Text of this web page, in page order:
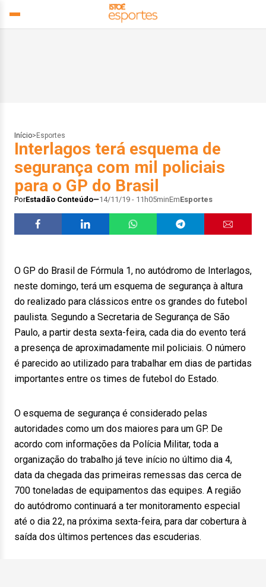
Início> Esportes
Interlagos terá esquema de
segurança com mil policiais
para o GP do Brasil
PorEstadão Conteúdo 14/11/19 - 11h05minEmEsportes
O GP do Brasil de Fórmula 1, no autódromo de Interlagos,
neste domingo, terá um esquema de segurança à altura
do realizado para clássicos entre os grandes do futebol
paulista. Segundo a Secretaria de Segurança de São
Paulo, a partir desta sexta-feira, cada dia do evento terá
a presença de aproximadamente mil policiais. O número
é parecido ao utilizado para trabalhar em dias de partidas
importantes entre os times de futebol do Estado.
O esquema de segurança é considerado pelas
autoridades como um dos maiores para um GP. De
acordo com informações da Polícia Militar, toda a
organização do trabalho já teve início no último dia 4,
data da chegada das primeiras remessas das cerca de
700 toneladas de equipamentos das equipes. A região
do autódromo continuará a ter monitoramento especial
até o dia 22, na próxima sexta-feira, para dar cobertura à
saída dos últimos pertences das escuderias.